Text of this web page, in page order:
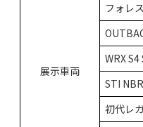
展示車両
フォレ
WRX
STI
初代レ